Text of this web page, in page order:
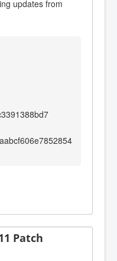
updates from
Patch